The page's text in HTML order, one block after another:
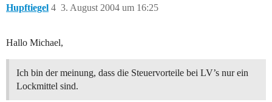
Hupftiegel 3. August 2004 um 16:25
4
Hallo Michael,
Ich bin der meinung, dass die Steuervorteile bei LV’s nur ein
Lockmittel sind.